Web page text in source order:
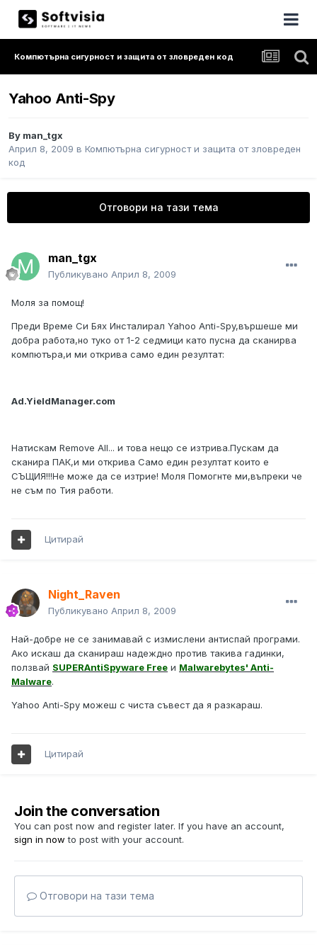
Компютърна сигурност и защита от зловреден код
Yahoo Anti-Spy
By man_tgx
Април 8, 2009 в Компютърна сигурност и защита от зловреден
код
Отговори на тази тема
man_tgx
Публикувано Април 8, 2009
Моля за помощ!
Преди Време Си Бях Инсталирал Yahoo Anti-Spy,вършеше ми
добра работа,но туко от 1-2 седмици като пусна да сканирва
компютъра,и ми открива само един резултат:
Ad.YieldManager.com
Натискам Remove All... и това нещо се изтрива.Пускам да
сканира ПАК,и ми открива Само един резултат които е
СЪЩИЯ!!!Не може да се изтрие! Моля Помогнте ми,въпреки че
не съм по Тия работи.
Цитирай
Night_Raven
Публикувано Април 8, 2009
Най-добре не се занимавай с измислени антиспай програми.
Ако искаш да сканираш надеждно против такива гадинки,
ползвай SUPERAntiSpyware Free и Malwarebytes' Anti-
Malware.
Yahoo Anti-Spy можеш с чиста съвест да я разкараш.
Цитирай
Join the conversation
You can post now and register later. If you have an account,
sign in now to post with your account.
Отговори на тази тема